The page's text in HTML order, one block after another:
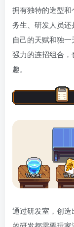
拥有独特的造型
务生、研发人员
自己的天赋和独
强力的连招组合
趣。
通过研发室，创